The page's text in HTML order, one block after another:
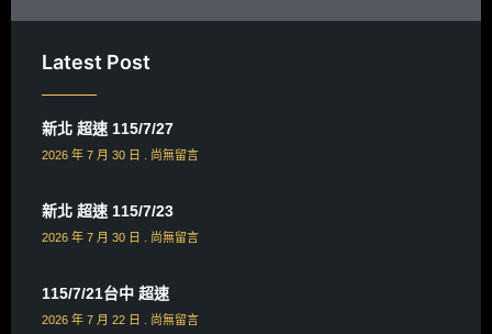
Latest Post
新北 超速 115/7/27
2026 年 7 月 30 日 尚無留言
新北 超速 115/7/23
2026 年 7 月 30 日 尚無留言
115/7/21台中 超速
2026 年 7 月 22 日 尚無留言